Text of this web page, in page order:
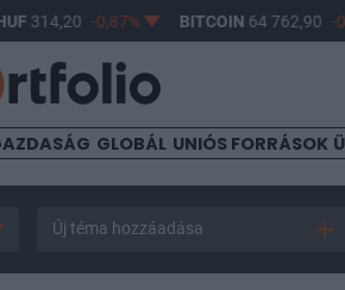
-0,87% BITCOIN64 762,90 -
GLOBÁL UNIÓS FORRÁSOK
Új téma hozzáadása